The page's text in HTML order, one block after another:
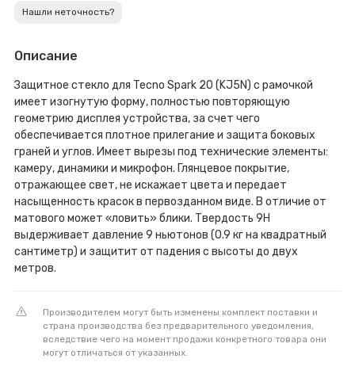
Нашли неточность?
Описание
Защитное стекло для Tecno Spark 20 (KJ5N) с рамочкой
имеет изогнутую форму, полностью повторяющую
геометрию дисплея устройства, за счет чего
обеспечивается плотное прилегание и защита боковых
граней и углов. Имеет вырезы под технические элементы:
камеру, динамики и микрофон. Глянцевое покрытие,
отражающее свет, не искажает цвета и передает
насыщенность красок в первозданном виде. В отличие от
матового может «ловить» блики. Твердость 9H
выдерживает давление 9 ньютонов (0.9 кг на квадратный
сантиметр) и защитит от падения с высоты до двух
метров.
Производителем могут быть изменены комплект поставки и
страна производства без предварительного уведомления,
вследствие чего на момент продажи конкретного товара они
могут отличаться от указанных.